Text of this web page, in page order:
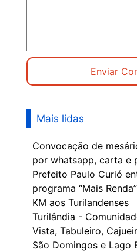
Mais lidas
Convocação de
por whatsapp, carta e
Prefeito Paulo Curió
programa “Mais
KM aos Turilandenses
Turilândia -
Vista, Tabuleiro,
São Domingos e Lago